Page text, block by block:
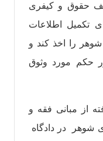
حقوق و کیفری
تکمیل اطلاعات
را اخذ کند و
حکم مورد وثوق
از مبانی فقه و
در دادگاه